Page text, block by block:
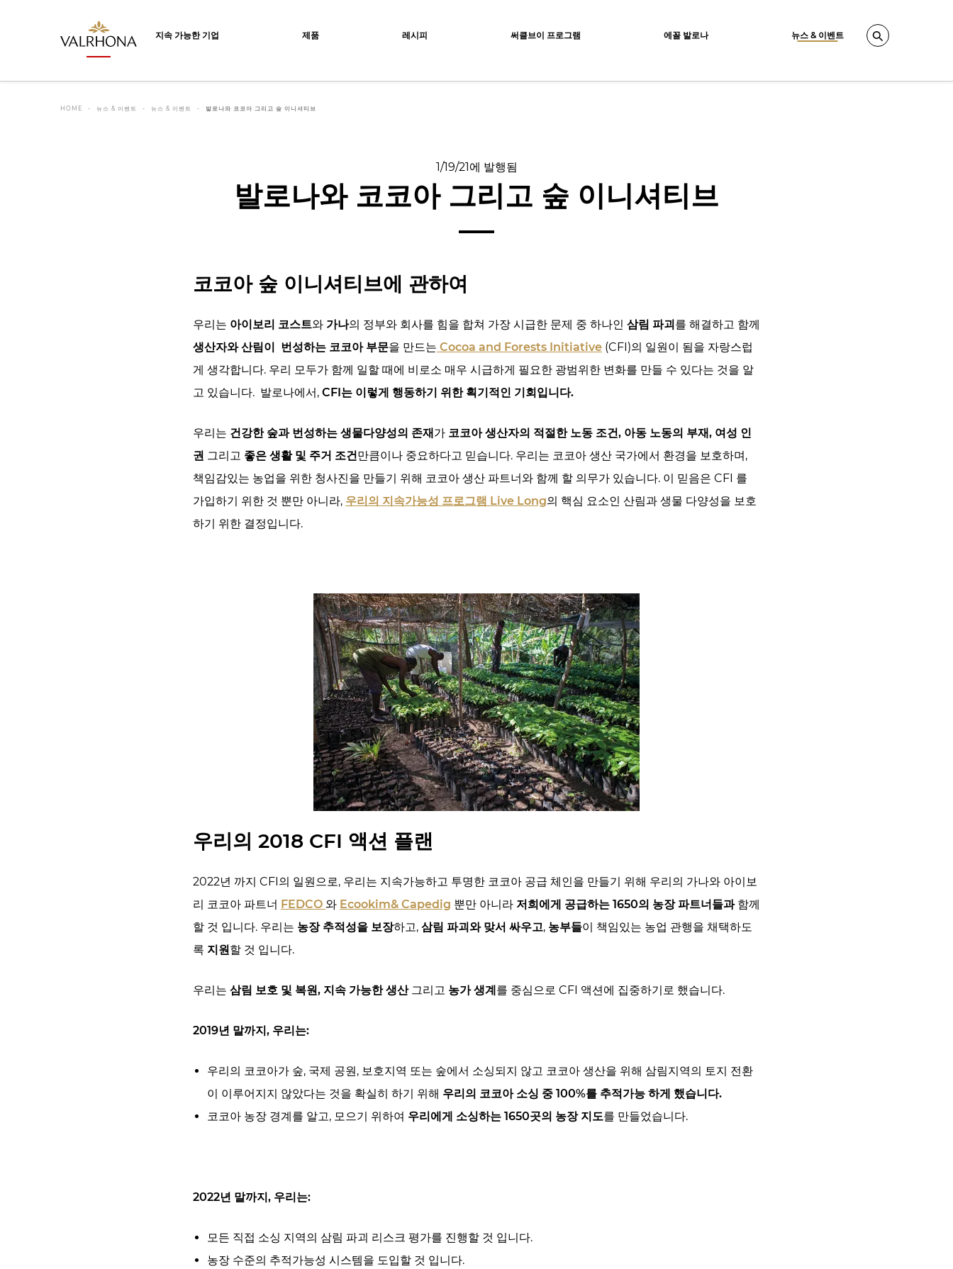
Valrhona - Imaginons le meilleur du chocolat
Search
지속 가능한 기업 제품 레시피 써클브이 프로그램 에꼴 발로나 뉴스 & 이벤트
HOME 뉴스 & 이벤트 뉴스 & 이벤트 발로나와 코코아 그리고 숲 이니셔티브
1/19/21에 발행됨
발로나와 코코아 그리고 숲 이니셔티브
코코아 숲 이니셔티브에 관하여
우리는 아이보리 코스트와 가나의 정부와 회사를 힘을 합쳐 가장 시급한 문제 중 하나인 삼림 파괴를 해결하고 함께
생산자와 산림이 번성하는 코코아 부문을 만드는 Cocoa and Forests Initiative (CFI)의 일원이 됨을 자랑스럽
게 생각합니다. 우리 모두가 함께 일할 때에 비로소 매우 시급하게 필요한 광범위한 변화를 만들 수 있다는 것을 알
고 있습니다. 발로나에서, CFI는 이렇게 행동하기 위한 획기적인 기회입니다.
우리는 건강한 숲과 번성하는 생물다양성의 존재가 코코아 생산자의 적절한 노동 조건, 아동 노동의 부재, 여성 인
권 그리고 좋은 생활 및 주거 조건만큼이나 중요하다고 믿습니다. 우리는 코코아 생산 국가에서 환경을 보호하며,
책임감있는 농업을 위한 청사진을 만들기 위해 코코아 생산 파트너와 함께 할 의무가 있습니다. 이 믿음은 CFI 를
가입하기 위한 것 뿐만 아니라, 우리의 지속가능성 프로그램 Live Long의 핵심 요소인 산림과 생물 다양성을 보호
하기 위한 결정입니다.
우리의 2018 CFI 액션 플랜
2022년 까지 CFI의 일원으로, 우리는 지속가능하고 투명한 코코아 공급 체인을 만들기 위해 우리의 가나와 아이보
리 코코아 파트너 FEDCO 와 Ecookim& Capedig 뿐만 아니라 저희에게 공급하는 1650의 농장 파트너들과함께
할 것 입니다. 우리는 농장 추적성을 보장하고, 삼림 파괴와 맞서 싸우고, 농부들이 책임있는 농업 관행을 채택하도
록 지원할 것 입니다.
우리는 삼림 보호 및 복원, 지속 가능한 생산그리고 농가 생계를 중심으로 CFI 액션에 집중하기로 했습니다.
2019년 말까지, 우리는:
우리의 코코아가 숲, 국제 공원, 보호지역 또는 숲에서 소싱되지 않고 코코아 생산을 위해 삼림지역의 토지 전환
이 이루어지지 않았다는 것을 확실히 하기 위해 우리의 코코아 소싱 중 100%를 추적가능 하게 했습니다.
코코아 농장 경계를 알고, 모으기 위하여 우리에게 소싱하는 1650곳의 농장 지도를 만들었습니다.
2022년 말까지, 우리는:
모든 직접 소싱 지역의 삼림 파괴 리스크 평가를 진행할 것 입니다.
농장 수준의 추적가능성 시스템을 도입할 것 입니다.